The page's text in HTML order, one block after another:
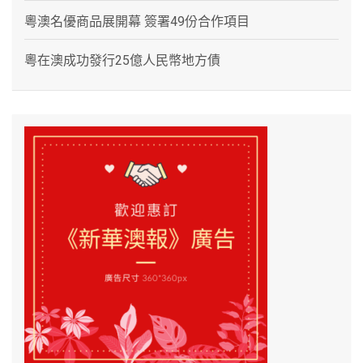
粵澳名優商品展開幕 簽署49份合作項目
粵在澳成功發行25億人民幣地方債